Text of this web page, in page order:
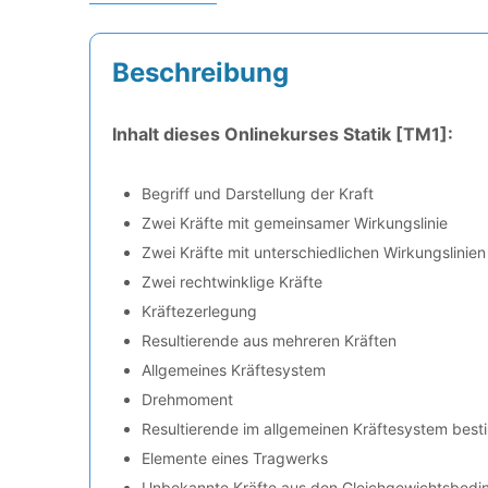
Beschreibung
Inhalt dieses Onlinekurses Statik [TM1]:
Begriff und Darstellung der Kraft
Zwei Kräfte mit gemeinsamer Wirkungslinie
Zwei Kräfte mit unterschiedlichen Wirkungslinien
Zwei rechtwinklige Kräfte
Kräftezerlegung
Resultierende aus mehreren Kräften
Allgemeines Kräftesystem
Drehmoment
Resultierende im allgemeinen Kräftesystem
Elemente eines Tragwerks